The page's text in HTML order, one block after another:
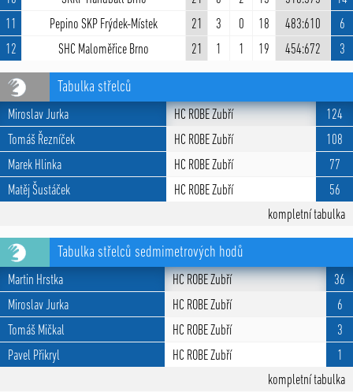
11
Pepino SKP Frýdek-Místek 21 3 0 18 483:610
6
12
SHC Maloměřice Brno 21 1 1 19 454:672 3
Tabulka střelců
Miroslav Jurka HC ROBE Zubří
124
Tomáš Řezníček
HC ROBE Zubří
108
Marek Hlinka
HC ROBE Zubří
77
Matěj Šustáček
HC ROBE Zubří
56
kompletní tabulka
Tabulka střelců sedmimetrových hodů
Martin Hrstka HC ROBE Zubří
36
Miroslav Jurka
HC ROBE Zubří
6
Tomáš Mičkal
HC ROBE Zubří
3
Pavel Přikryl
HC ROBE Zubří
1
kompletní tabulka